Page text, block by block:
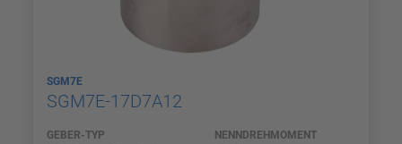
SGM7E
SGM7E-17D7A12
GEBER-TYP NENNDREHMOMENT